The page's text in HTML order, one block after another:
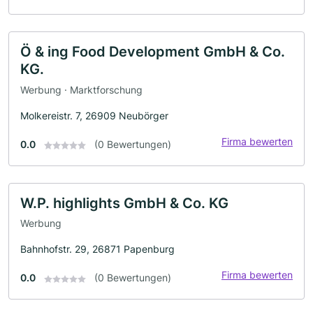
Ö & ing Food Development GmbH & Co.
KG.
Werbung · Marktforschung
Molkereistr. 7, 26909 Neubörger
0.0 (0 Bewertungen) Firma bewerten
W.P. highlights GmbH & Co. KG
Werbung
Bahnhofstr. 29, 26871 Papenburg
0.0 (0 Bewertungen) Firma bewerten